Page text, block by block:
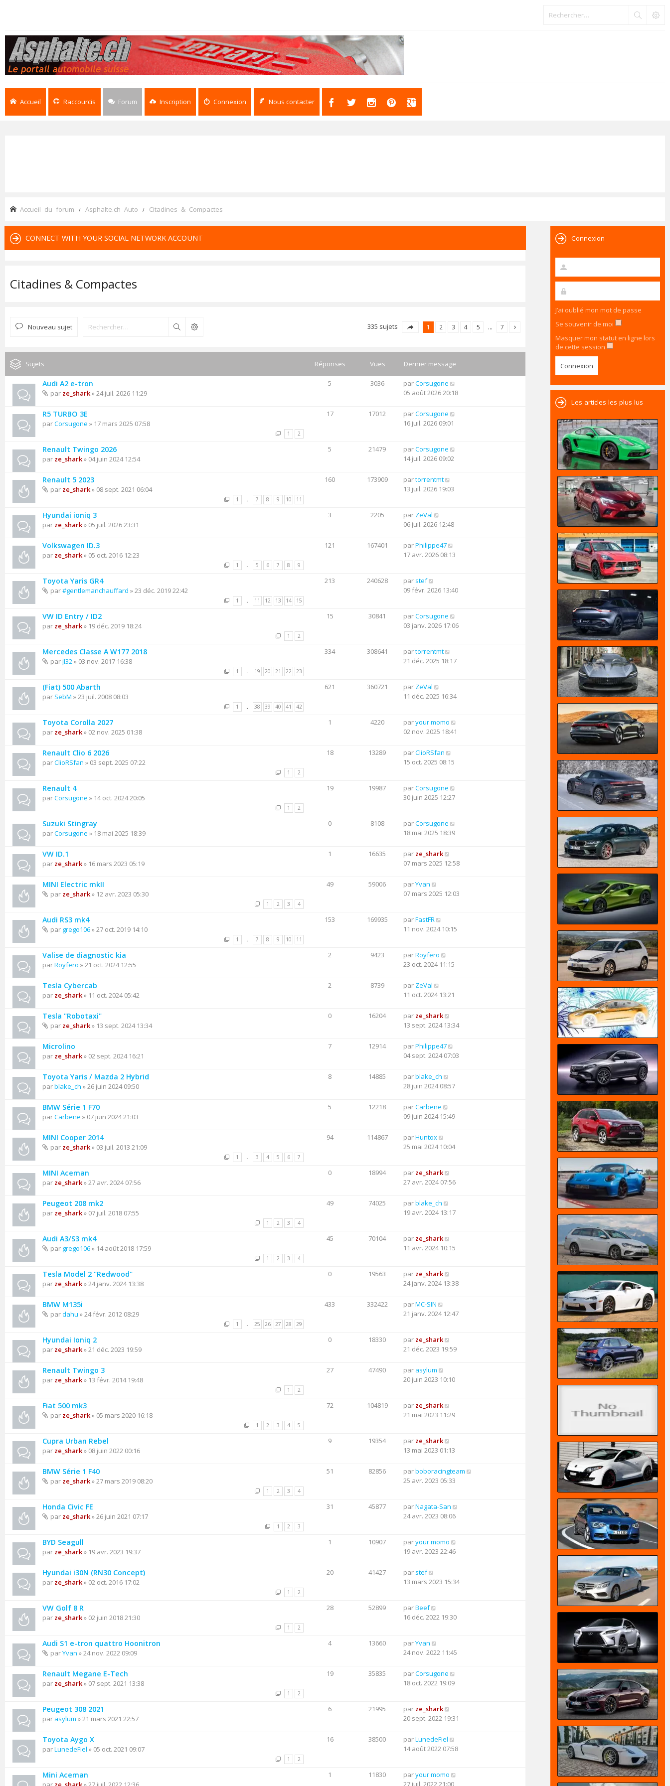
Accueil Raccourcis Forum Inscription Connexion Nous contacter
Accueil du forum Asphalte.ch Auto Citadines & Compactes
CONNECT WITH YOUR SOCIAL NETWORK ACCOUNT
Citadines & Compactes
Nouveau sujet Rechercher 335 sujets 1 2 3 4 5 … 7
Sujets Réponses Vues Dernier message
Audi A2 e-tron
par ze_shark» 24 juil. 2026 11:29
5 3036 parCorsugone
05 août 2026 20:18
R5 TURBO 3E
parCorsugone » 17 mars 2025 07:58
1 2
17 17012 parCorsugone
16 juil. 2026 09:01
Renault Twingo 2026
par ze_shark» 04 juin 2024 12:54
5 21479 parCorsugone
14 juil. 2026 09:02
Renault 5 2023
par ze_shark» 08 sept. 2021 06:04
1 … 7 8 9 10 11
160 173909 partorrentmt
13 juil. 2026 19:03
Hyundai ioniq 3
par ze_shark» 05 juil. 2026 23:31
3 2205 par ZeVal
06 juil. 2026 12:48
Volkswagen ID.3
par ze_shark» 05 oct. 2016 12:23
1 … 5 6 7 8 9
121 167401 parPhilippe47
17 avr. 2026 08:13
Toyota Yaris GR4
par#gentlemanchauffard » 23 déc. 2019 22:42
1 … 11 12 13 14 15
213 240628 par stef
09 févr. 2026 13:40
VW ID Entry / ID2
par ze_shark» 19 déc. 2019 18:24
1 2
15 30841 parCorsugone
03 janv. 2026 17:06
Mercedes Classe A W177 2018
parjl32» 03 nov. 2017 16:38
1 … 19 20 21 22 23
334 308641 partorrentmt
21 déc. 2025 18:17
(Fiat) 500 Abarth
par SebM » 23 juil. 2008 08:03
1 … 38 39 40 41 42
621 360721 par ZeVal
11 déc. 2025 16:34
Toyota Corolla 2027
par ze_shark» 02 nov. 2025 01:38
1 4220 paryour momo
02 nov. 2025 18:41
Renault Clio 6 2026
parClioRSfan » 03 sept. 2025 07:22
1 2
18 13289 parClioRSfan
15 oct. 2025 08:15
Renault 4
parCorsugone » 14 oct. 2024 20:05
1 2
19 19987 parCorsugone
30 juin 2025 12:27
Suzuki Stingray
parCorsugone » 18 mai 2025 18:39
0 8108 parCorsugone
18 mai 2025 18:39
VW ID.1
par ze_shark» 16 mars 2023 05:19
1 16635 par ze_shark
07 mars 2025 12:58
MINI Electric mkII
par ze_shark» 12 avr. 2023 05:30
1 2 3 4
49 59006 parYvan
07 mars 2025 12:03
Audi RS3 mk4
par grego106» 27 oct. 2019 14:10
1 … 7 8 9 10 11
153 169935 parFastFR
11 nov. 2024 10:15
Valise de diagnostic kia
parRoyfero » 21 oct. 2024 12:55
2 9423 parRoyfero
23 oct. 2024 11:15
Tesla Cybercab
par ze_shark» 11 oct. 2024 05:42
2 8739 par ZeVal
11 oct. 2024 13:21
Tesla "Robotaxi"
par ze_shark» 13 sept. 2024 13:34
0 16204 par ze_shark
13 sept. 2024 13:34
Microlino
par ze_shark» 02 sept. 2024 16:21
7 12914 parPhilippe47
04 sept. 2024 07:03
Toyota Yaris / Mazda 2 Hybrid
parblake_ch » 26 juin 2024 09:50
8 14885 parblake_ch
28 juin 2024 08:57
BMW Série 1 F70
parCarbene » 07 juin 2024 21:03
5 12218 parCarbene
09 juin 2024 15:49
MINI Cooper 2014
par ze_shark» 03 juil. 2013 21:09
1 … 3 4 5 6 7
94 114867 parHuntox
25 mai 2024 10:04
MINI Aceman
par ze_shark» 27 avr. 2024 07:56
0 18994 par ze_shark
27 avr. 2024 07:56
Peugeot 208 mk2
par ze_shark» 07 juil. 2018 07:55
1 2 3 4
49 74025 parblake_ch
19 avr. 2024 13:17
Audi A3/S3 mk4
par grego106» 14 août 2018 17:59
1 2 3 4
45 70104 par ze_shark
11 avr. 2024 10:15
Tesla Model 2 "Redwood"
par ze_shark» 24 janv. 2024 13:38
0 19563 par ze_shark
24 janv. 2024 13:38
BMW M135i
pardahu » 24 févr. 2012 08:29
1 … 25 26 27 28 29
433 332422 parMC-SIN
21 janv. 2024 12:47
Hyundai Ioniq 2
par ze_shark» 21 déc. 2023 19:59
0 18330 par ze_shark
21 déc. 2023 19:59
Renault Twingo 3
par ze_shark» 13 févr. 2014 19:48
1 2
27 47490 par asylum
20 juin 2023 10:10
Fiat 500 mk3
par ze_shark» 05 mars 2020 16:18
1 2 3 4 5
72 104819 par ze_shark
21 mai 2023 11:29
Cupra Urban Rebel
par ze_shark» 08 juin 2022 00:16
9 19354 par ze_shark
13 mai 2023 01:13
BMW Série 1 F40
par ze_shark» 27 mars 2019 08:20
1 2 3 4
51 82856 parboboracingteam
25 avr. 2023 05:33
Honda Civic FE
par ze_shark» 26 juin 2021 07:17
1 2 3
31 45877 parNagata-San
24 avr. 2023 08:06
BYD Seagull
par ze_shark» 19 avr. 2023 19:37
1 10907 paryour momo
19 avr. 2023 22:46
Hyundai i30N (RN30 Concept)
par ze_shark» 02 oct. 2016 17:02
1 2
20 41427 par stef
13 mars 2023 15:34
VW Golf 8 R
par ze_shark» 02 juin 2018 21:30
1 2
28 52899 parBeef
16 déc. 2022 19:30
Audi S1 e-tron quattro Hoonitron
parYvan » 24 nov. 2022 09:09
4 13660 parYvan
24 nov. 2022 11:45
Renault Megane E-Tech
par ze_shark» 07 sept. 2021 13:38
1 2
19 35835 parCorsugone
18 oct. 2022 19:09
Peugeot 308 2021
par asylum » 21 mars 2021 22:57
6 21995 par ze_shark
20 sept. 2022 19:31
Toyota Aygo X
parLunedeFiel » 05 oct. 2021 09:07
1 2
16 38500 parLunedeFiel
14 août 2022 07:58
Mini Aceman 1 11830 paryour momo
27 juil. 2022 21:00
Connexion
J’ai oublié mon mot de passe
Se souvenir de moi
Masquer mon statut en ligne lors
de cette session
Les articles les plus lus